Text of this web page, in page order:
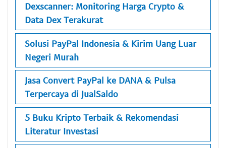
Dexscanner: Monitoring Harga Crypto &
Data Dex Terakurat
Solusi PayPal Indonesia & Kirim Uang Luar
Negeri Murah
Jasa Convert PayPal ke DANA & Pulsa
Terpercaya di JualSaldo
5 Buku Kripto Terbaik & Rekomendasi
Literatur Investasi